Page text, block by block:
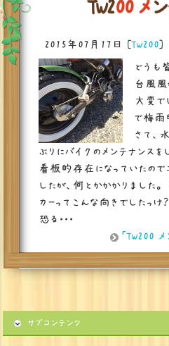
TW200 メン
2015年07月17日 [TW200]
どうも
台風風
大変で
で梅雨
さて、
ぶりにバイクのメンテナンス
看板的存在になっていたので
したが、何とかかかりました
カーってこんな向きでしたっけ
恐る・・・
「TW200
サブコンテンツ